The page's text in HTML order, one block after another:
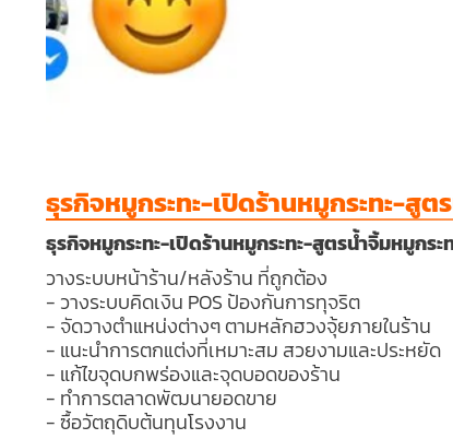
ธุรกิจหมูกระทะ-เปิดร้านหมูกระทะ-สูต
ธุรกิจหมูกระทะ-เปิดร้านหมูกระทะ-สูตรน้ำจิ้มหมูกร
วางระบบหน้าร้าน/หลังร้าน ที่ถูกต้อง
- วางระบบคิดเงิน POS ป้องกันการทุจริต
- จัดวางตำแหน่งต่างๆ ตามหลักฮวงจุ้ยภายในร้าน
- แนะนำการตกแต่งที่เหมาะสม สวยงามและประหยัด
- แก้ไขจุดบกพร่องและจุดบอดของร้าน
- ทำการตลาดพัฒนายอดขาย
- ซื้อวัตถุดิบต้นทุนโรงงาน